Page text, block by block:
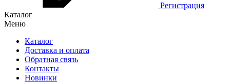
Регистрация
Каталог
Меню
Каталог
Доставка и оплата
Обратная связь
Контакты
Новинки